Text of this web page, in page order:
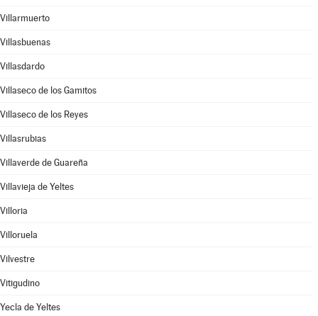
Villarmuerto
Villasbuenas
Villasdardo
Villaseco de los Gamitos
Villaseco de los Reyes
Villasrubias
Villaverde de Guareña
Villavieja de Yeltes
Villoria
Villoruela
Vilvestre
Vitigudino
Yecla de Yeltes